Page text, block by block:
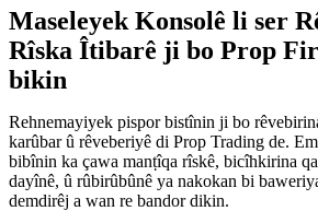
Maseleyek Konsolê li ser
Rîska Îtibarê ji bo Prop
bikin
Rehnemayiyek pispor bistînin ji bo
karûbar û rêveberiyê di Prop Trading de.
bibînin ka çawa manṭîqa rîskê, bicîhkirina
dayînê, û rûbirûbûnê ya nakokan bi
demdirêj a wan re bandor dikin.